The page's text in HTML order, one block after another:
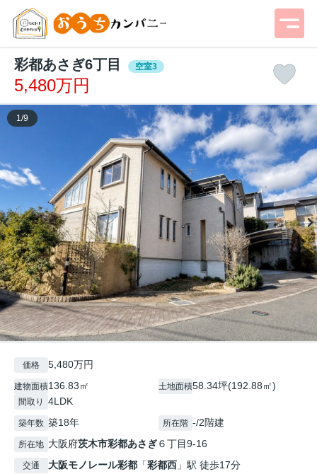
彩都あさぎ6丁目 空室3
5,480万円
1 /9
価格 5,480万円
建物面積136.83㎡ 土地面積58.34坪(192.88㎡)
間取り 4LDK
築年数 築18年 所在階 -/2階建
所在地 大阪府茨木市彩都あさぎ６丁目9-16
交通 大阪モノレール彩都 「彩都西 」駅 徒歩17分